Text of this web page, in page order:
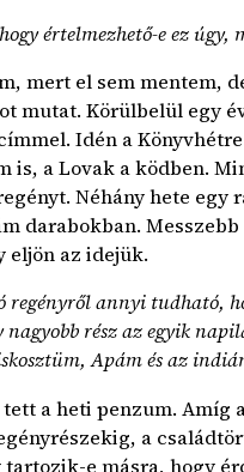
értelmezhető-e ez
mert el sem mentem,
mutat. Körülbelül egy
Idén a
is, a Lovak a ködben.
Néhány hete
darabokban.
eljön az idejük.
regényről annyi tudható,
nagyobb rész az egyik
Apám és az
a heti penzum. Amíg
a
e másra, hogy